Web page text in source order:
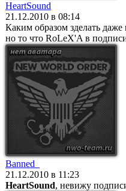
HeartSound
21.12.2010 в 08:14
Каким образом зделать даже
но то что RoLeX'A в
Banned_
21.12.2010 в 11:23
HeartSound, невижу